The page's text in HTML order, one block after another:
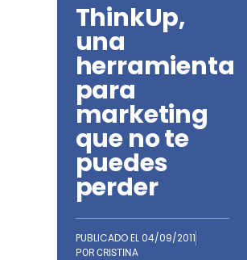
ThinkUp,
una
herramienta
para
marketing
que no te
puedes
perder
PUBLICADO EL 04/09/2011
POR CRISTINA